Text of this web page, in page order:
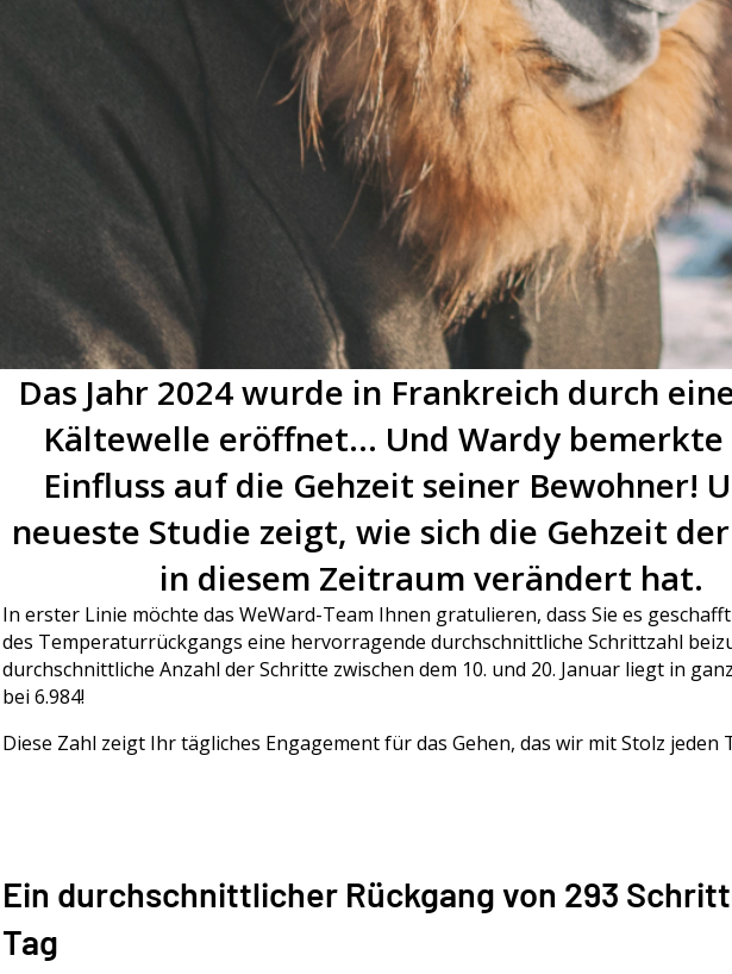
Das Jahr 2024 wurde in Frankreich durch
Kältewelle eröffnet... Und Wardy bemerkte
Einfluss auf die Gehzeit seiner Bewohner!
neueste Studie zeigt, wie sich die Gehzeit
in diesem Zeitraum verändert hat.
In erster Linie möchte das WeWard-Team Ihnen gratulieren, dass Sie es
des Temperaturrückgangs eine hervorragende durchschnittliche Schrittzahl
durchschnittliche Anzahl der Schritte zwischen dem 10. und 20. Januar liegt in
bei 6.984!
Diese Zahl zeigt Ihr tägliches Engagement für das Gehen, das wir mit Stolz jeden
Ein durchschnittlicher Rückgang von 293
Tag